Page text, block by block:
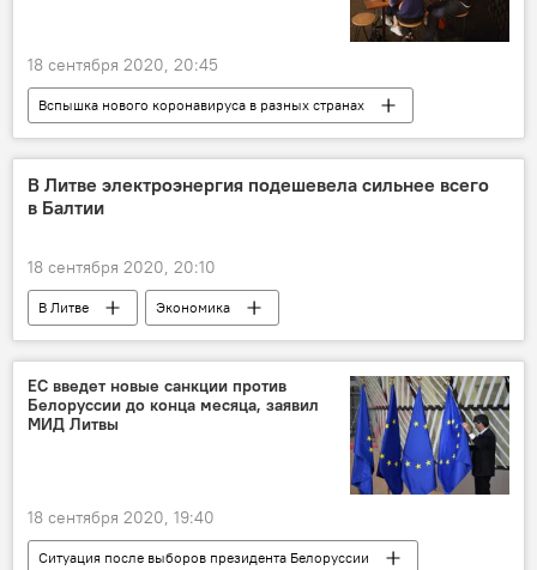
18 сентября 2020, 20:45
Вспышка нового коронавируса в разных странах
Общество
Литва
коронавирус
кафе
В Литве электроэнергия подешевела сильнее всего
в Балтии
18 сентября 2020, 20:10
В Литве
Экономика
Энергетика. LIVE
Литва
ЕС введет новые санкции против
Белоруссии до конца месяца, заявил
МИД Литвы
18 сентября 2020, 19:40
Ситуация после выборов президента Белоруссии